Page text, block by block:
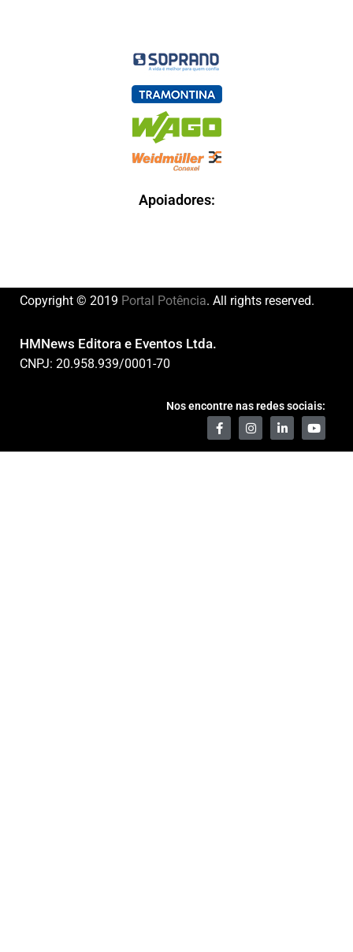
Apoiadores:
Copyright © 2019 Portal Potência. All rights reserved.
HMNews Editora e Eventos Ltda.
CNPJ: 20.958.939/0001-70
Nos encontre nas redes sociais: